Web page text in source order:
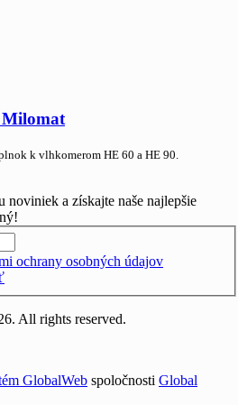
k vlhkomerom HE 60 a HE 90.
noviniek a získajte naše najlepšie
ochrany osobných údajov
All rights reserved.
GlobalWeb spoločnosti Global